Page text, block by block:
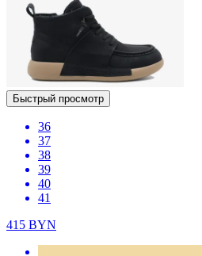
Быстрый просмотр
36
37
38
39
40
41
415 BYN